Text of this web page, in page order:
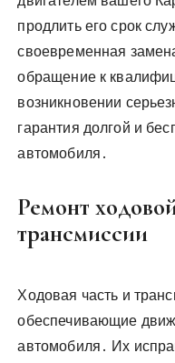
продлить его срок
своевременная
обращение к
возникновении
гарантия долгой и
автомобиля․
Ремонт
трансмиссии
Ходовая часть и
обеспечивающие
автомобиля․ Их